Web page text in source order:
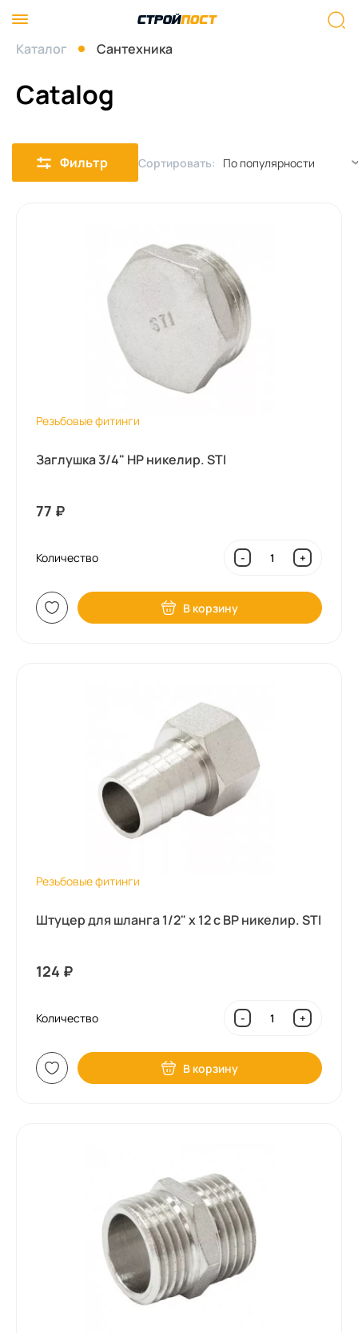
Каталог Сантехника
Catalog
Фильтр Сортировать:
Резьбовые фитинги
Заглушка 3/4" НР никелир. STI
77 ₽
Количество - +
В корзину
Резьбовые фитинги
Штуцер для шланга 1/2" x 12 с ВР никелир. STI
124 ₽
Количество - +
В корзину